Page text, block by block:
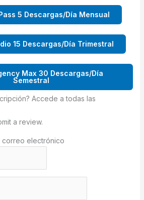
5 Descargas/Día Mensual
15 Descargas/Día Trimestral
Max 30 Descargas/Día
Semestral
Accede a todas las
a review.
correo electrónico